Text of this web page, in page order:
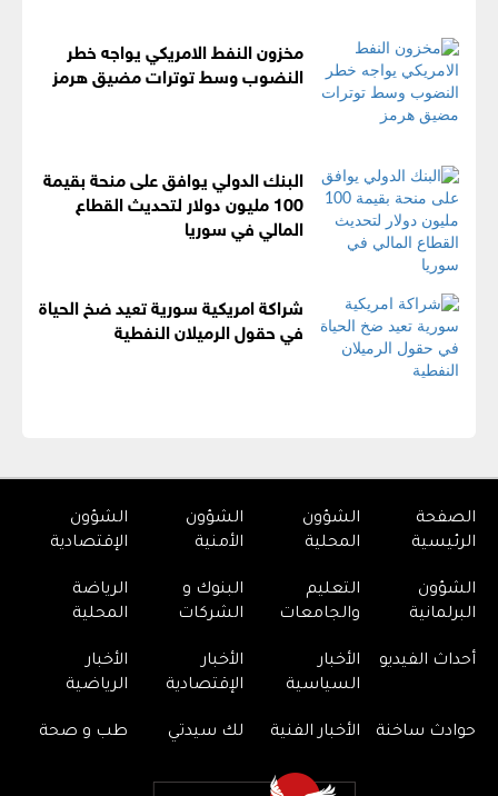
مخزون النفط الامريكي يواجه خطر
النضوب وسط توترات مضيق هرمز
البنك الدولي يوافق على منحة بقيمة
100 مليون دولار لتحديث القطاع
المالي ‏في سوريا
شراكة امريكية سورية تعيد ضخ الحياة
في حقول الرميلان النفطية
الصفحة
الرئيسية
الشؤون
المحلية
الشؤون
الأمنية
الشؤون
الإقتصادية
الشؤون
البرلمانية
التعليم
والجامعات
البنوك و
الشركات
الرياضة
المحلية
أحداث الفيديو
الأخبار
السياسية
الأخبار
الإقتصادية
الأخبار
الرياضية
حوادث ساخنة الأخبار الفنية لك سيدتي طب و صحة